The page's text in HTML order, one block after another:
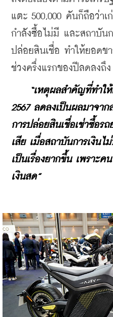
แตะ 500,000 คันก็ถือว่าเ
กำลังซื้อไม่มี และสถาบันก
ปล่อยสินเชื่อ ทำให้ยอดข
ช่วงครึ่งแรกของปีลดลงถึง
“เหตุผลสำคัญที่ทำใ
2567 ลดลงเป็นผลมาจาก
การปล่อยสินเชื่อเช่าซื้อร
เสีย เมื่อสถาบันการเงิน
เป็นเรื่องยากขึ้น เพราะ
เงินสด”